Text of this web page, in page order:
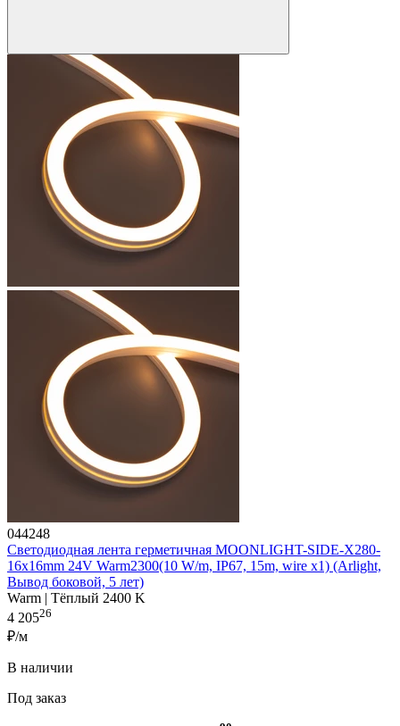
044248
Светодиодная лента герметичная MOONLIGHT-SIDE-X280-
16x16mm 24V Warm2300(10 W/m, IP67, 15m, wire x1) (Arlight,
Вывод боковой, 5 лет)
Warm | Тёплый 2400 K
4 20526
₽/м
В наличии
Под заказ